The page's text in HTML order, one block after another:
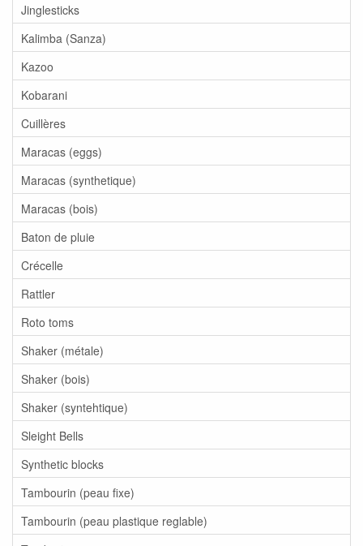
Jinglesticks
Kalimba (Sanza)
Kazoo
Kobarani
Cuillères
Maracas (eggs)
Maracas (synthetique)
Maracas (bois)
Baton de pluie
Crécelle
Rattler
Roto toms
Shaker (métale)
Shaker (bois)
Shaker (syntehtique)
Sleight Bells
Synthetic blocks
Tambourin (peau fixe)
Tambourin (peau plastique reglable)